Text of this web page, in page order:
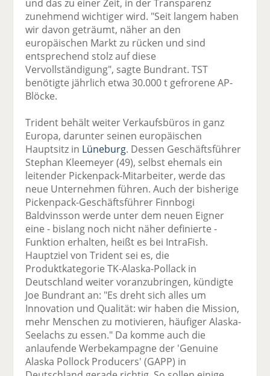
und das zu einer Zeit, in der Transparenz
zunehmend wichtiger wird. "Seit langem haben
wir davon geträumt, näher an den
europäischen Markt zu rücken und sind
entsprechend stolz auf diese
Vervollständigung", sagte Bundrant. TST
benötigte jährlich etwa 30.000 t gefrorene AP-
Blöcke.
Trident behält weiter Verkaufsbüros in ganz
Europa, darunter seinen europäischen
Hauptsitz in Lüneburg. Dessen Geschäftsführer
Stephan Kleemeyer (49), selbst ehemals ein
leitender Pickenpack-Mitarbeiter, werde das
neue Unternehmen führen. Auch der bisherige
Pickenpack-Geschäftsführer Finnbogi
Baldvinsson werde unter dem neuen Eigner
eine - bislang noch nicht näher definierte -
Funktion erhalten, heißt es bei IntraFish.
Hauptziel von Trident sei es, die
Produktkategorie TK-Alaska-Pollack in
Deutschland weiter voranzubringen, kündigte
Joe Bundrant an: "Es dreht sich alles um
Innovation und Qualität: wir haben die Mission,
mehr Menschen zu motivieren, häufiger Alaska-
Seelachs zu essen." Da komme auch die
anlaufende Werbekampagne der 'Genuine
Alaska Pollock Producers' (GAPP) in